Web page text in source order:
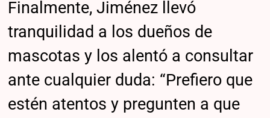
Finalmente, Jiménez llevó
tranquilidad a los dueños de
mascotas y los alentó a consultar
ante cualquier duda: “Prefiero que
estén atentos y pregunten a que